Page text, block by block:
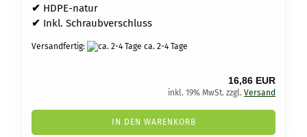
✔ HDPE-natur
✔ Inkl. Schraubverschluss
Versandfertig: ca. 2-4 Tage
16,86 EUR
inkl. 19% MwSt. zzgl. Versand
IN DEN WARENKORB